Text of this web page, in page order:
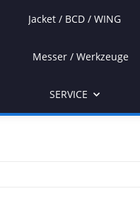
Jacket / BCD / WING
Messer / Werkzeuge
SERVICE